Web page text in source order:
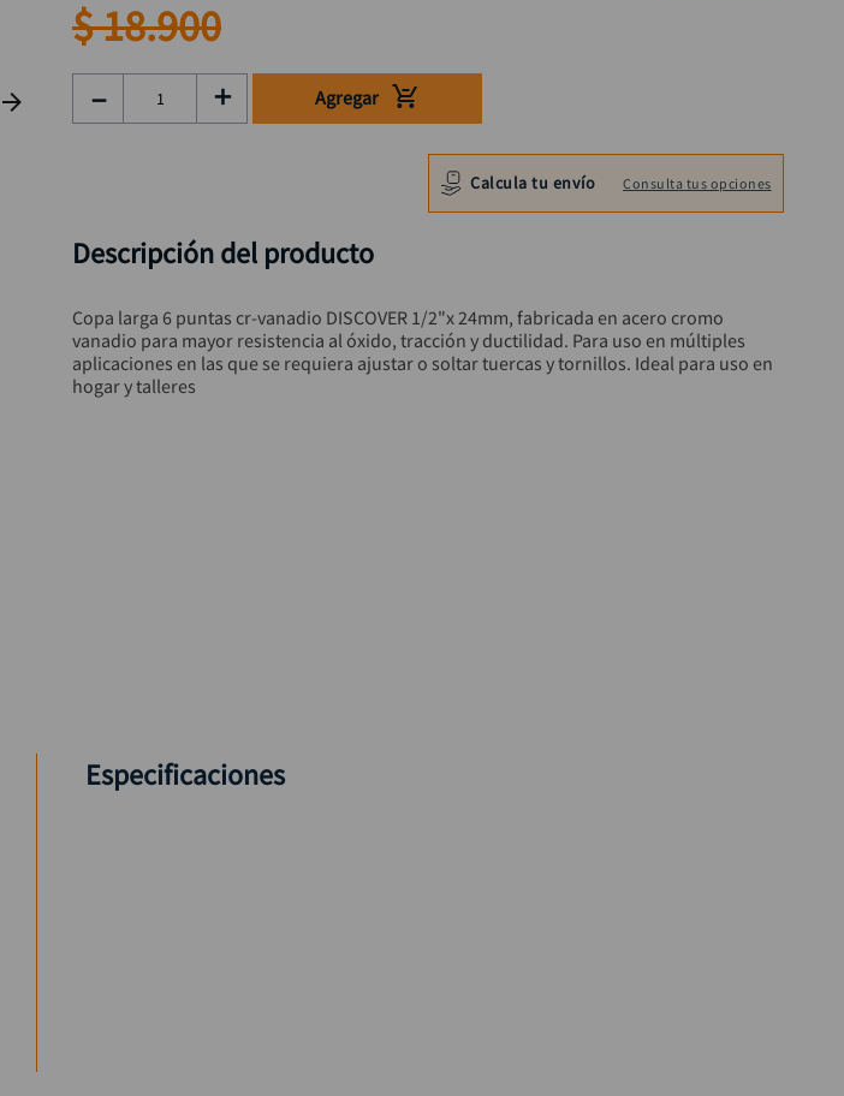
$18.900
＋
－ Agregar
Calcula tu envío Consulta tus opciones
Descripción del producto
Copa larga 6 puntas cr-vanadio DISCOVER 1/2"x 24mm, fabricada en acero cromo
vanadio para mayor resistencia al óxido, tracción y ductilidad. Para uso en múltiples
aplicaciones en las que se requiera ajustar o soltar tuercas y tornillos. Ideal para uso en
hogar y talleres
Especificaciones